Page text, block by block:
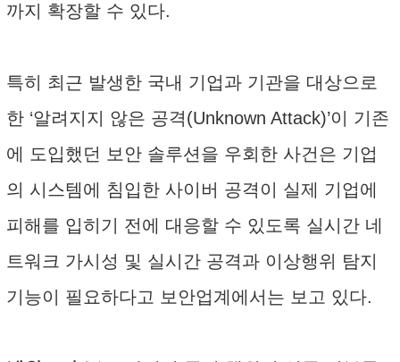
까지 확장할 수 있다.
특히 최근 발생한 국내 기업과 기관을 대상으로
한 ‘알려지지 않은 공격(Unknown Attack)’이 기존
에 도입했던 보안 솔루션을 우회한 사건은 기업
의 시스템에 침입한 사이버 공격이 실제 기업에
피해를 입히기 전에 대응할 수 있도록 실시간 네
트워크 가시성 및 실시간 공격과 이상행위 탐지
기능이 필요하다고 보안업계에서는 보고 있다.